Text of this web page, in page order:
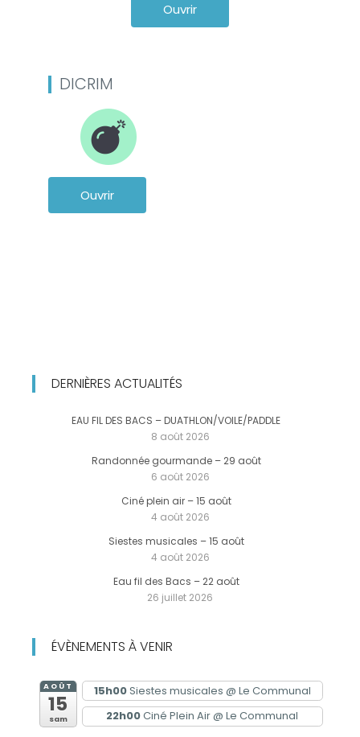
Ouvrir
DICRIM
Ouvrir
DERNIÈRES ACTUALITÉS
EAU FIL DES BACS – DUATHLON/VOILE/PADDLE
8 août 2026
Randonnée gourmande – 29 août
6 août 2026
Ciné plein air – 15 août
4 août 2026
Siestes musicales – 15 août
4 août 2026
Eau fil des Bacs – 22 août
26 juillet 2026
ÉVÈNEMENTS À VENIR
AOÛT
15
sam
15h00Siestes musicales @ Le Communal
22h00Ciné Plein Air @ Le Communal